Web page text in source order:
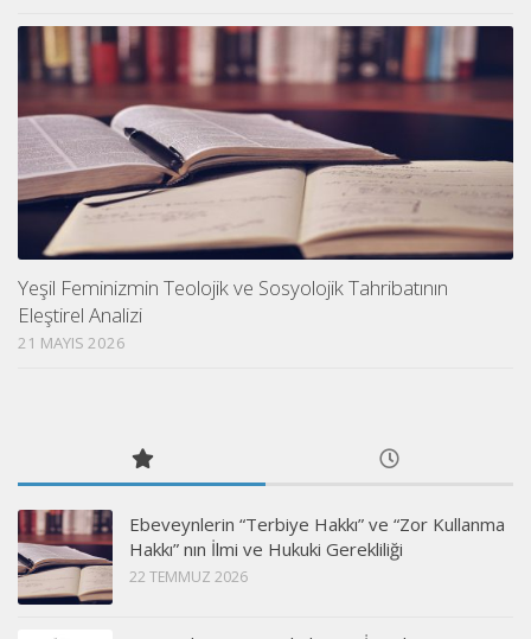
Yeşil Feminizmin Teolojik ve Sosyolojik Tahribatının
Eleştirel Analizi
21 MAYIS 2026
Ebeveynlerin “Terbiye Hakkı” ve “Zor Kullanma
Hakkı” nın İlmi ve Hukuki Gerekliliği
22 TEMMUZ 2026